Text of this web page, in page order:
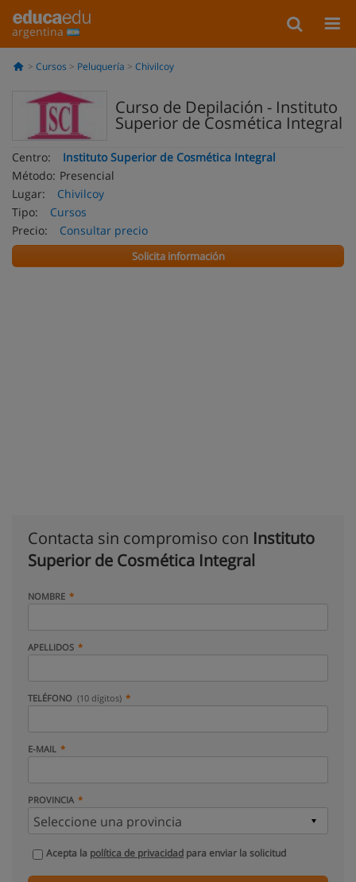
argentina
Cursos Peluquería Chivilcoy
Curso de Depilación - Instituto
Superior de Cosmética Integral
Centro:
Instituto Superior de Cosmética Integral
Método: Presencial
Lugar:
Chivilcoy
Tipo:
Cursos
Precio:
Consultar precio
Solicita información
Contacta sin compromiso con Instituto
Superior de Cosmética Integral
NOMBRE
APELLIDOS
TELÉFONO (10 dígitos)
E-MAIL
PROVINCIA
Acepta la política de privacidad para enviar la solicitud